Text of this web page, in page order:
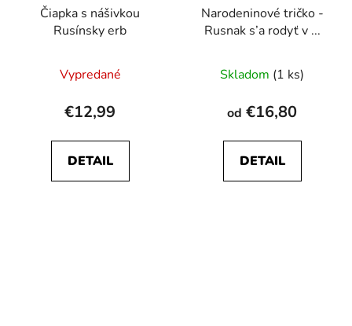
Čiapka s nášivkou
Rusínsky erb
Vypredané
€12,99
DETAIL
Narodeninové tričko -
Rusnak s’a rodyť v ...
Skladom (1 ks)
od €16,80
DETAIL